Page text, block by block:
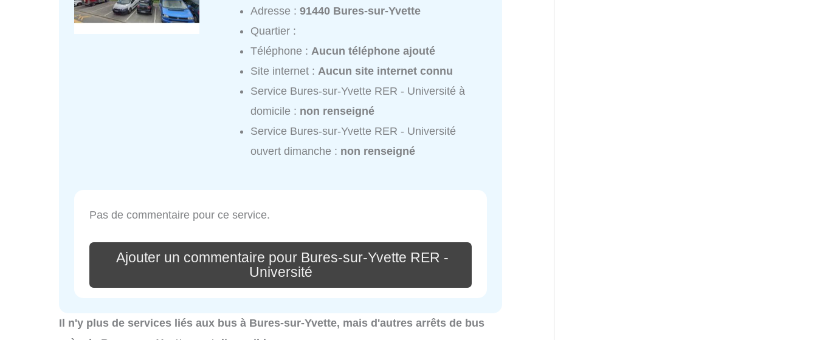
Adresse :91440 Bures-sur-Yvette
Quartier :
Téléphone : Aucun téléphone ajouté
Site internet : Aucun site internet connu
Service Bures-sur-Yvette RER - Université à
domicile : non renseigné
Service Bures-sur-Yvette RER - Université
ouvert dimanche : non renseigné
Pas de commentaire pour ce service.
Ajouter un commentaire pour Bures-sur-Yvette RER -
Université
Il n'y plus de services liés aux bus à Bures-sur-Yvette, mais d'autres arrêts de bus